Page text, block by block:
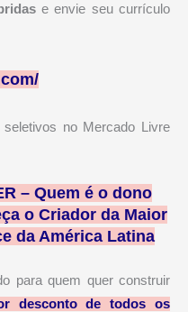
e envie seu currículo
no Mercado Livre
– Quem é o dono
o Criador da Maior
da América Latina
para quem quer construir
desconto de todos os